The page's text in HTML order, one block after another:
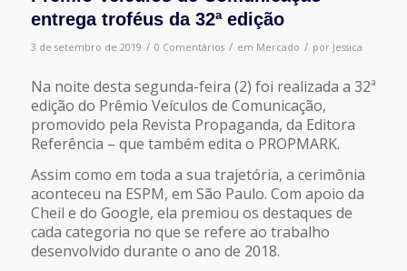
entrega troféus da 32ª edição
3 de setembro de 2019 / 0 Comentários / em Mercado / por Jessica
Na noite desta segunda-feira (2) foi realizada a 32ª
edição do Prêmio Veículos de Comunicação,
promovido pela Revista Propaganda, da Editora
Referência – que também edita o PROPMARK.
Assim como em toda a sua trajetória, a cerimônia
aconteceu na ESPM, em São Paulo. Com apoio da
Cheil e do Google, ela premiou os destaques de
cada categoria no que se refere ao trabalho
desenvolvido durante o ano de 2018.